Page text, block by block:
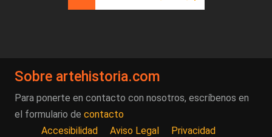
Sobre artehistoria.com
Para ponerte en contacto con nosotros, escríbenos en
el formulario de contacto
Accesibilidad
Aviso Legal Privacidad